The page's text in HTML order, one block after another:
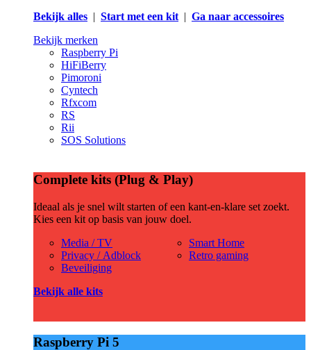
Bekijk alles | Start met een kit| Ga naar accessoires
Bekijk merken
Raspberry Pi
HiFiBerry
Pimoroni
Cyntech
Rfxcom
RS
Rii
SOS Solutions
Complete kits (Plug & Play)
Ideaal als je snel wilt starten of een kant-en-klare set zoekt.
Kies een kit op basis van jouw doel.
Media / TV
Privacy / Adblock
Beveiliging
Smart Home
Retro gaming
Bekijk alle kits
Raspberry Pi 5